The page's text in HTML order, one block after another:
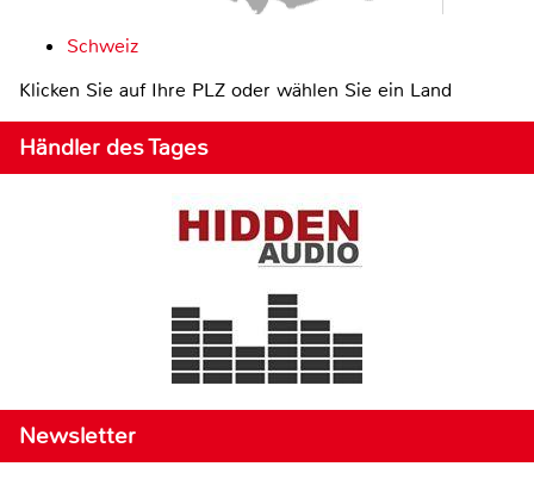
Schweiz
Klicken Sie auf Ihre PLZ oder wählen Sie ein Land
Händler des Tages
Newsletter